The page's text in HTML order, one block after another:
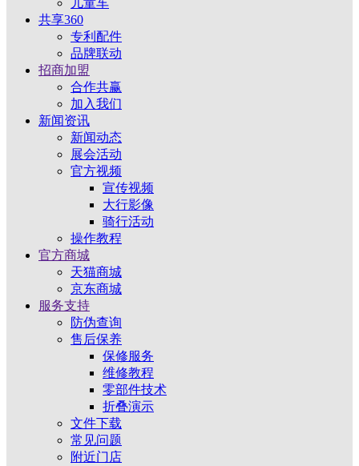
儿童车
共享360
专利配件
品牌联动
招商加盟
合作共赢
加入我们
新闻资讯
新闻动态
展会活动
官方视频
宣传视频
大行影像
骑行活动
操作教程
官方商城
天猫商城
京东商城
服务支持
防伪查询
售后保养
保修服务
维修教程
零部件技术
折叠演示
文件下载
常见问题
附近门店